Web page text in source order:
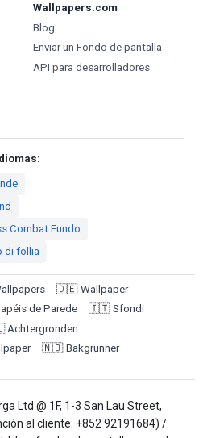
Wallpapers.com
Blog
Enviar un Fondo de pantalla
API para desarrolladores
Combat Fundo
di follia
🇩🇪 Wallpaper
de Parede 🇮🇹 Sfondi
Achtergronden
🇳🇴 Bakgrunner
Ltd @ 1F, 1-3 San Lau Street,
al cliente: +852 92191684) /